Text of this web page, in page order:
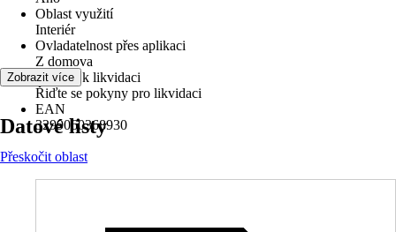
Oblast využití
Interiér
Ovladatelnost přes aplikaci
Z domova
Pokyny k likvidaci
Řiďte se pokyny pro likvidaci
EAN
3299060368930
Zobrazit více
Datové listy
Přeskočit oblast